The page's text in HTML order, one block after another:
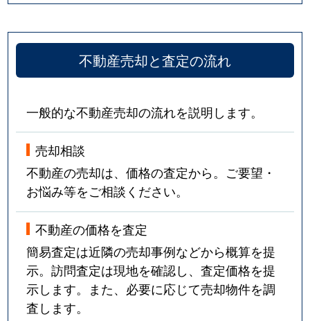
不動産売却と査定の流れ
一般的な不動産売却の流れを説明します。
売却相談
不動産の売却は、価格の査定から。ご要望・
お悩み等をご相談ください。
不動産の価格を査定
簡易査定は近隣の売却事例などから概算を提
示。訪問査定は現地を確認し、査定価格を提
示します。また、必要に応じて売却物件を調
査します。